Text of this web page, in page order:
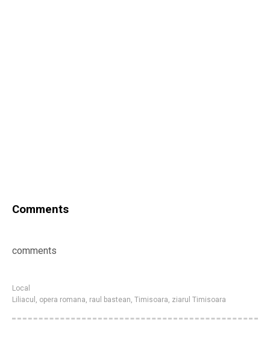
Comments
comments
Local
Liliacul , opera romana, raul bastean, Timisoara, ziarul Timisoara